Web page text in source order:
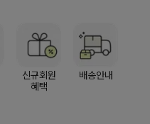
신규회원
혜택
배송안내